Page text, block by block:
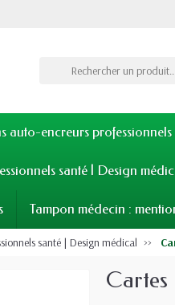
auto-encreurs professionnels
santé | Design
Tampon médecin :
santé | Design médical
Cartes